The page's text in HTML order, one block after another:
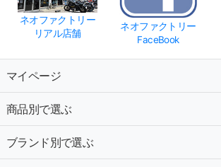
ネオファクトリー
リアル店舗
ネオファクトリー
FaceBook
マイページ
商品別で選ぶ
ブランド別で選ぶ